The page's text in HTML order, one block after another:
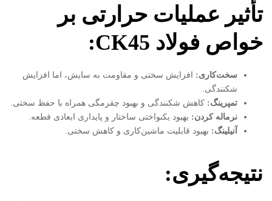
تأثیر عملیات حرارتی بر
خواص فولاد
سخت‌کاری: افزایش سختی و مقاومت به سایش، اما افزایش
شکنندگی.
تمپرینگ: کاهش شکنندگی و بهبود چقرمگی همراه با حفظ سختی.
نرماله کردن: بهبود یکنواختی ساختار و پایداری ابعادی قطعه.
آنیلینگ: بهبود قابلیت ماشین‌کاری و کاهش سختی.
نتیجه‌گیری: